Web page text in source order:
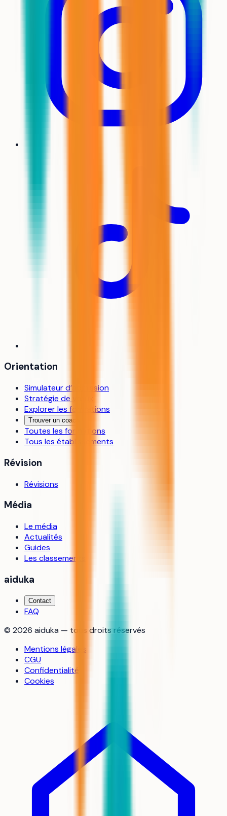
Orientation
Simulateur d’admission
Stratégie de vœux
Explorer les formations
Trouver un coach
Toutes les formations
Tous les établissements
Révision
Révisions
Média
Le média
Actualités
Guides
Les classements
aiduka
Contact
FAQ
© 2026 aiduka — tous droits réservés
Mentions légales
CGU
Confidentialité
Cookies